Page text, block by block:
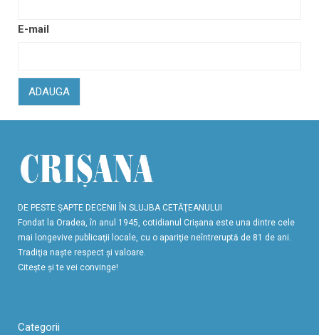
E-mail
ADAUGA
DE PESTE ŞAPTE DECENII ÎN SLUJBA CETĂŢEANULUI
Fondat la Oradea, în anul 1945, cotidianul Crişana este una dintre cele
mai longevive publicaţii locale, cu o apariţie neîntreruptă de 81 de ani.
Tradiţia naşte respect şi valoare.
Citeşte şi te vei convinge!
Categorii